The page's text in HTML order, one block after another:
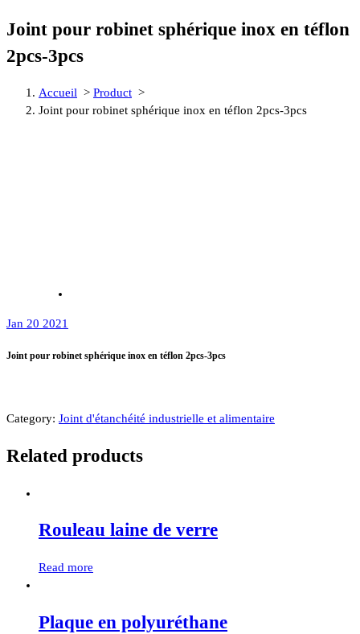
Joint pour robinet sphérique inox en téflon
2pcs-3pcs
Accueil > Product >
Joint pour robinet sphérique inox en téflon 2pcs-3pcs
Jan 20 2021
Joint pour robinet sphérique inox en téflon 2pcs-3pcs
Category: Joint d'étanchéité industrielle et alimentaire
Related products
Rouleau laine de verre
Read more
Plaque en polyuréthane